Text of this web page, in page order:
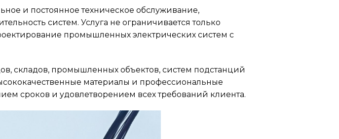
и постоянное техническое обслуживание,
систем. Услуга не ограничивается только
промышленных электрических систем с
складов, промышленных объектов, систем подстанций
материалы и профессиональные
сроков и удовлетворением всех требований клиента.